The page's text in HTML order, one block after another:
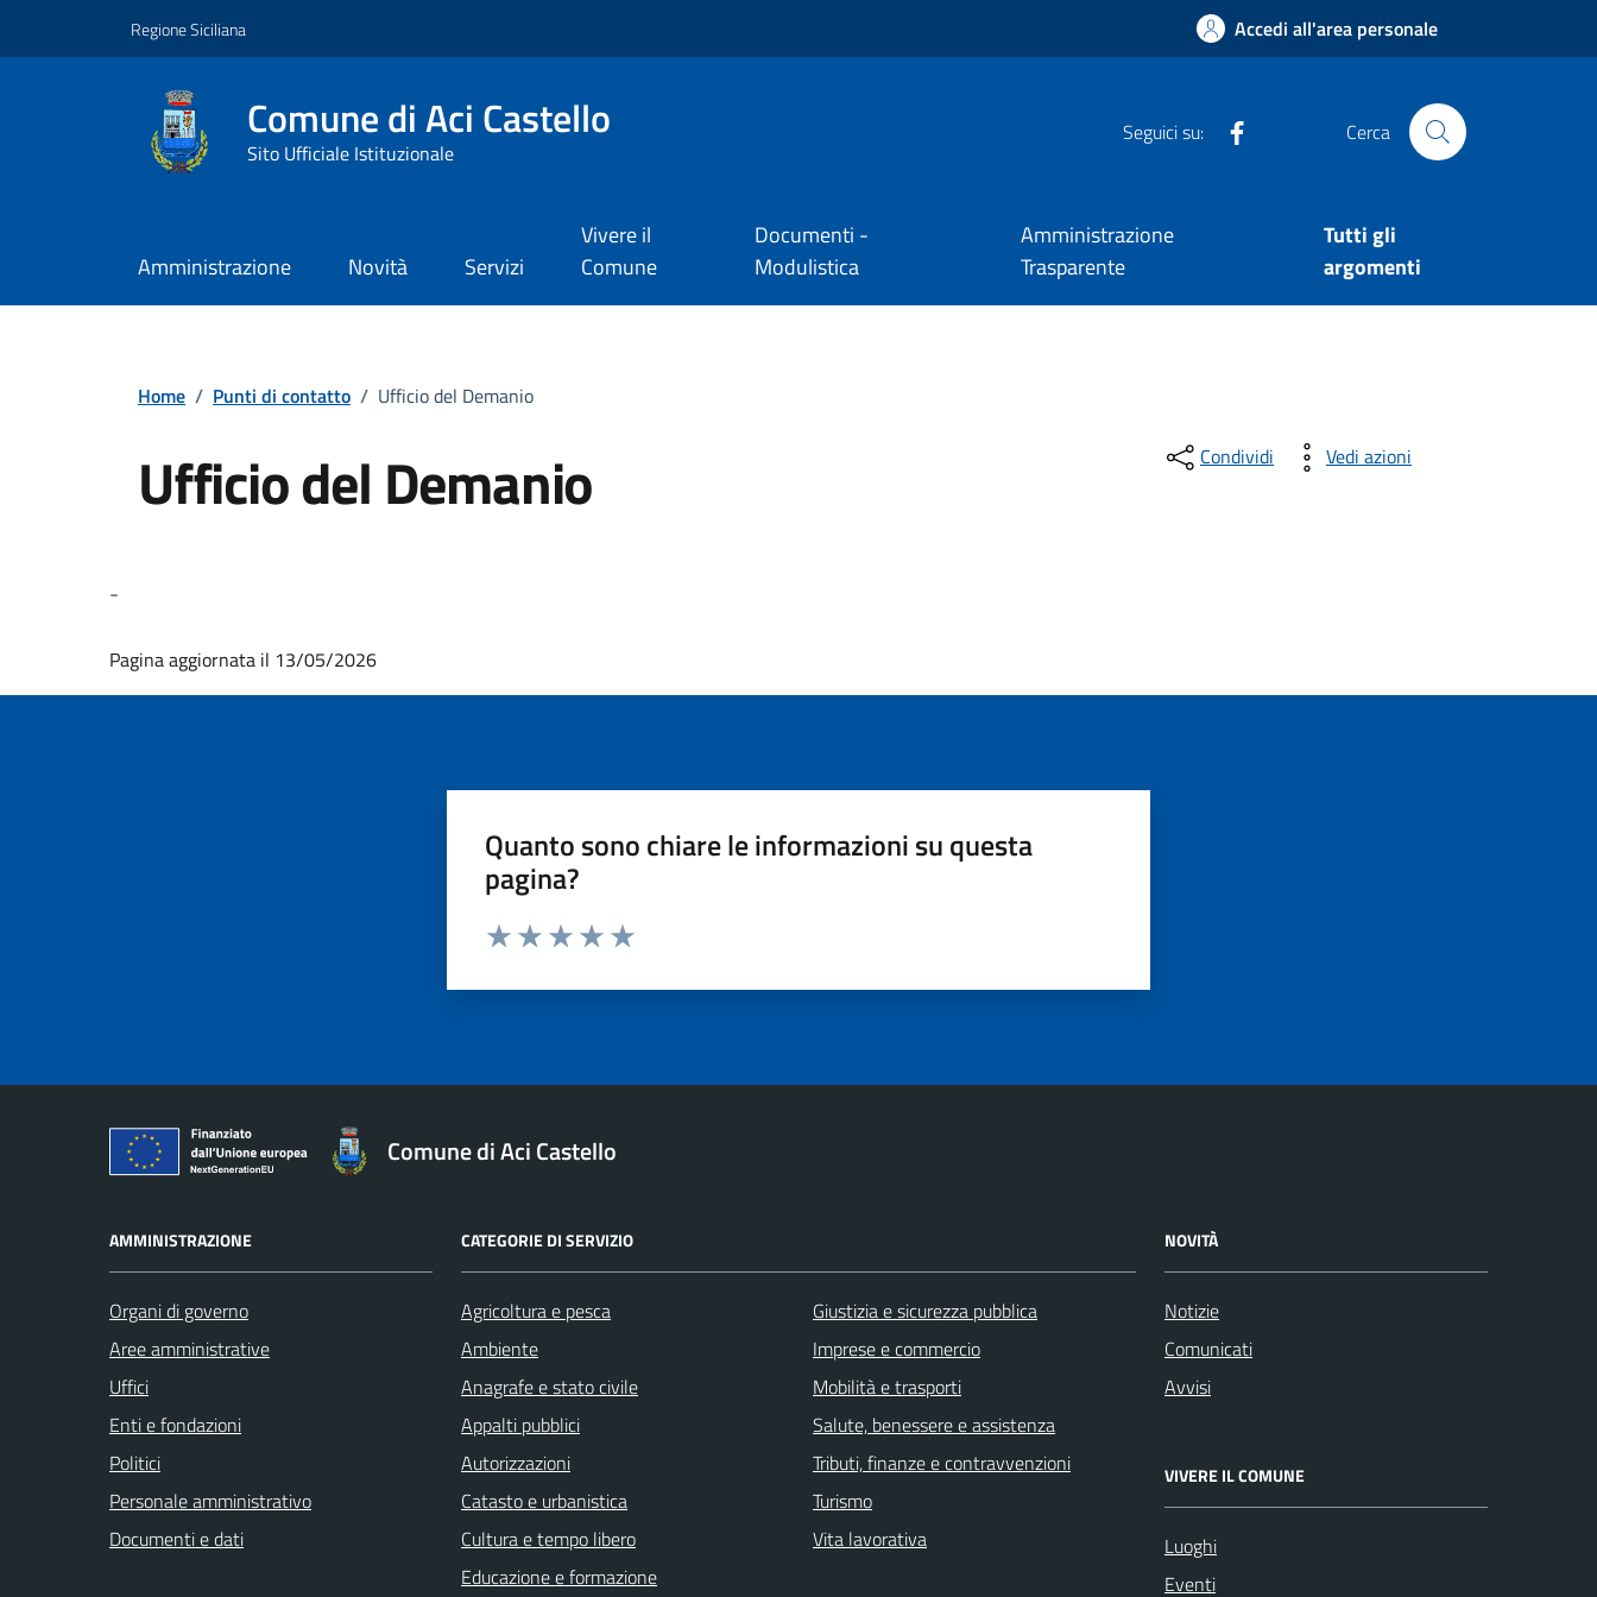
Regione Siciliana Accedi all'area personale
Comune di Aci Castello
Sito Ufficiale Istituzionale
Seguici su: Cerca
Amministrazione Novità Servizi
Vivere il
Comune
Documenti -
Modulistica
Amministrazione
Trasparente
Tutti gli
argomenti
Home / Punti di contatto / Ufficio del Demanio
Ufficio del Demanio Condividi Vedi azioni
-
Pagina aggiornata il 13/05/2026
Quanto sono chiare le informazioni su questa
pagina?
Comune di Aci Castello
AMMINISTRAZIONE
Organi di governo
Aree amministrative
Uffici
Enti e fondazioni
Politici
Personale amministrativo
Documenti e dati
CATEGORIE DI SERVIZIO
Agricoltura e pesca
Ambiente
Anagrafe e stato civile
Appalti pubblici
Autorizzazioni
Catasto e urbanistica
Cultura e tempo libero
Educazione e formazione
Giustizia e sicurezza pubblica
Imprese e commercio
Mobilità e trasporti
Salute, benessere e assistenza
Tributi, finanze e contravvenzioni
Turismo
Vita lavorativa
NOVITÀ
Notizie
Comunicati
Avvisi
VIVERE IL COMUNE
Luoghi
Eventi